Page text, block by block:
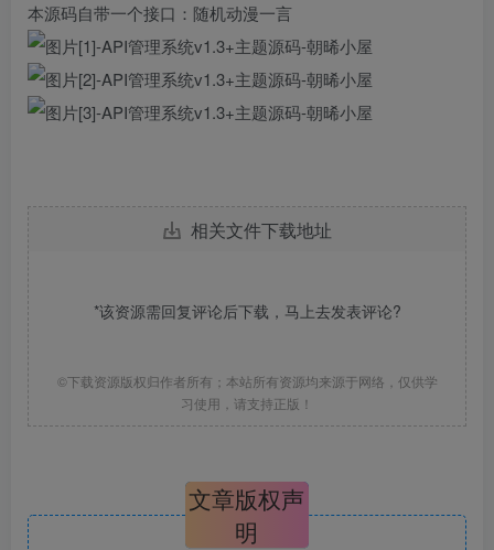
本源码自带一个接口：随机动漫一言
相关文件下载地址
*该资源需回复评论后下载，马上去发表评论?
©下载资源版权归作者所有；本站所有资源均来源于网络，仅供学
习使用，请支持正版！
文章版权声
明